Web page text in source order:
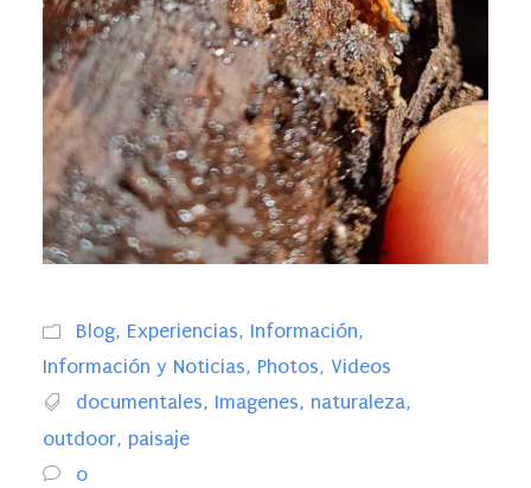
Blog, Experiencias, Información,
Información y Noticias, Photos, Videos
documentales, Imagenes, naturaleza,
outdoor, paisaje
0